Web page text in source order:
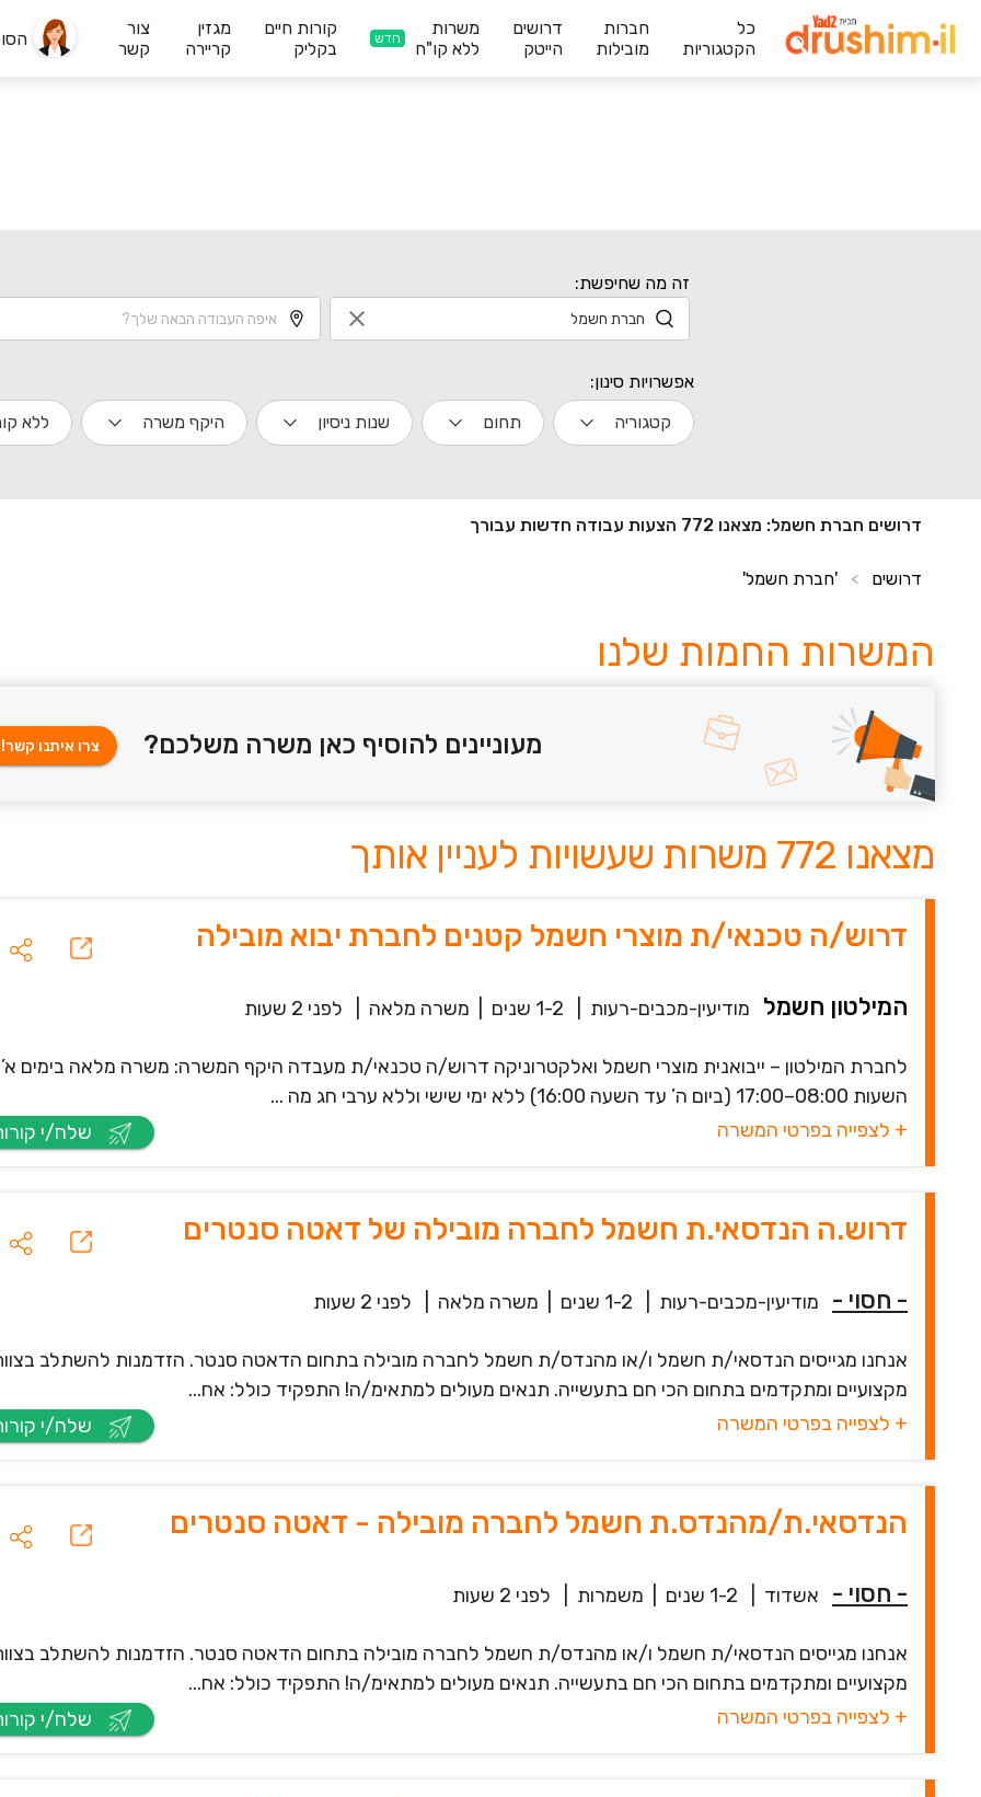
כל
הקטגוריות
חברות
מובילות
דרושים
הייטק
משרות
ללא קו"ח
חדש
קורות חיים
בקליק
מגזין
קריירה
צור
קשר
זה מה שחיפשת:
אפשרויות סינון:
קטגוריה
תחום שנות ניסיון היקף משרה ללא
דרושים חברת חשמל: מצאנו 772 הצעות עבודה חדשות עבורך
דרושים > 'חברת חשמל'
המשרות החמות שלנו
מעוניינים להוסיף כאן משרה משלכם? צרו איתנו קשר!
מצאנו 772 משרות שעשויות לעניין אותך
דרוש/ה טכנאי/ת מוצרי חשמל קטנים לחברת יבוא מובילה
המילטון חשמל מודיעין-מכבים-רעות 1-2 שנים משרה מלאה לפני 2 שעות
לחברת המילטון – ייבואנית מוצרי חשמל ואלקטרוניקה דרוש/ה טכנאי/ת מעבדה היקף המשרה: משרה מלאה בימים א’-
השעות 08:00–17:00 (ביום ה’ עד השעה 16:00) ללא ימי שישי וללא ערבי חג מה ...
+ לצפייה בפרטי המשרה
דרוש.ה הנדסאי.ת חשמל לחברה מובילה של דאטה סנטרים
- חסוי - מודיעין-מכבים-רעות 1-2 שנים משרה מלאה לפני 2 שעות
אנחנו מגייסים הנדסאי/ת חשמל ו/או מהנדס/ת חשמל לחברה מובילה בתחום הדאטה סנטר. הזדמנות להשתלב
מקצועיים ומתקדמים בתחום הכי חם בתעשייה. תנאים מעולים למתאימ/ה! התפקיד כולל: אח...
+ לצפייה בפרטי המשרה
הנדסאי.ת/מהנדס.ת חשמל לחברה מובילה - דאטה סנטרים
- חסוי - אשדוד 1-2 שנים משמרות לפני 2 שעות
אנחנו מגייסים הנדסאי/ת חשמל ו/או מהנדס/ת חשמל לחברה מובילה בתחום הדאטה סנטר. הזדמנות להשתלב
מקצועיים ומתקדמים בתחום הכי חם בתעשייה. תנאים מעולים למתאימ/ה! התפקיד כולל: אח...
+ לצפייה בפרטי המשרה